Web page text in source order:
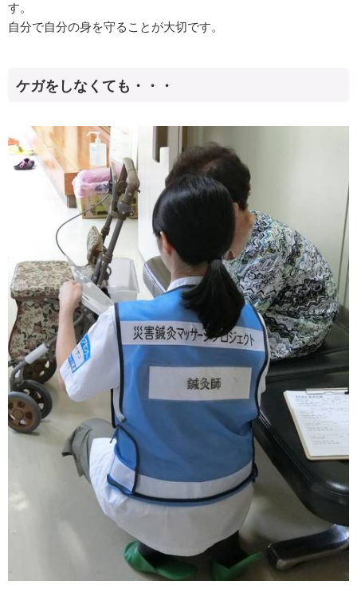
す。
自分で自分の身を守ることが大切です。
ケガをしなくても・・・